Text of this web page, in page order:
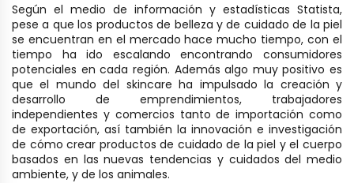
Según el medio de información y estadísticas Statista,
pese a que los productos de belleza y de cuidado de la piel
se encuentran en el mercado hace mucho tiempo, con el
tiempo ha ido escalando encontrando consumidores
potenciales en cada región. Además algo muy positivo es
que el mundo del skincare ha impulsado la creación y
desarrollo de emprendimientos, trabajadores
independientes y comercios tanto de importación como
de exportación, así también la innovación e investigación
de cómo crear productos de cuidado de la piel y el cuerpo
basados en las nuevas tendencias y cuidados del medio
ambiente, y de los animales.